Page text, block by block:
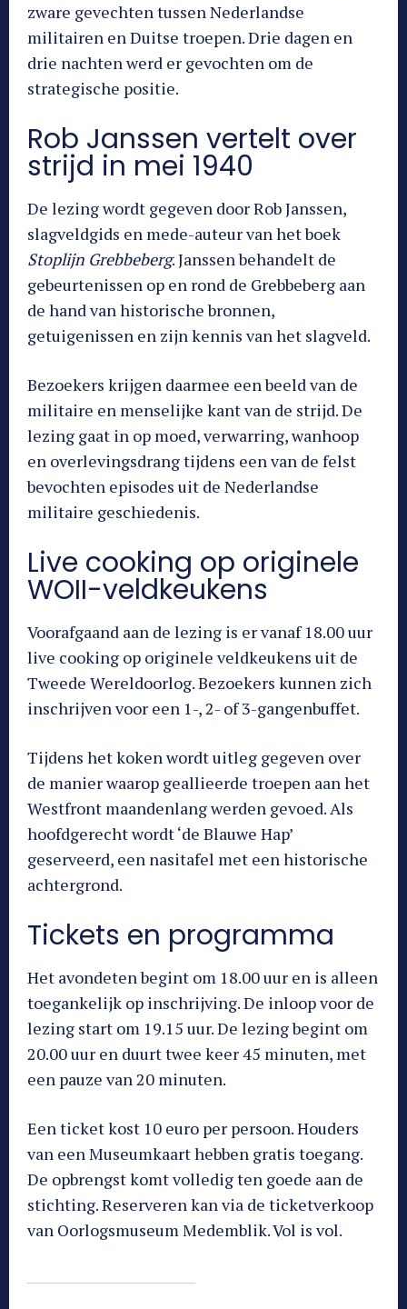
zware gevechten tussen Nederlandse
militairen en Duitse troepen. Drie dagen en
drie nachten werd er gevochten om de
strategische positie.
Rob Janssen vertelt over
strijd in mei 1940
De lezing wordt gegeven door Rob Janssen,
slagveldgids en mede-auteur van het boek
Stoplijn Grebbeberg. Janssen behandelt de
gebeurtenissen op en rond de Grebbeberg aan
de hand van historische bronnen,
getuigenissen en zijn kennis van het slagveld.
Bezoekers krijgen daarmee een beeld van de
militaire en menselijke kant van de strijd. De
lezing gaat in op moed, verwarring, wanhoop
en overlevingsdrang tijdens een van de felst
bevochten episodes uit de Nederlandse
militaire geschiedenis.
Live cooking op originele
WOII-veldkeukens
Voorafgaand aan de lezing is er vanaf 18.00 uur
live cooking op originele veldkeukens uit de
Tweede Wereldoorlog. Bezoekers kunnen zich
inschrijven voor een 1-, 2- of 3-gangenbuffet.
Tijdens het koken wordt uitleg gegeven over
de manier waarop geallieerde troepen aan het
Westfront maandenlang werden gevoed. Als
hoofdgerecht wordt ‘de Blauwe Hap’
geserveerd, een nasitafel met een historische
achtergrond.
Tickets en programma
Het avondeten begint om 18.00 uur en is alleen
toegankelijk op inschrijving. De inloop voor de
lezing start om 19.15 uur. De lezing begint om
20.00 uur en duurt twee keer 45 minuten, met
een pauze van 20 minuten.
Een ticket kost 10 euro per persoon. Houders
van een Museumkaart hebben gratis toegang.
De opbrengst komt volledig ten goede aan de
stichting. Reserveren kan via de ticketverkoop
van Oorlogsmuseum Medemblik. Vol is vol.